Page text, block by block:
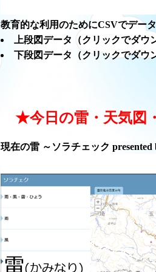
教育的な利用のためにCSVでデー
上段図データ（クリックでダウ
下段図データ（クリックでダウ
★今日の雷・天気図
現在の雷 ～ソラチェック presented